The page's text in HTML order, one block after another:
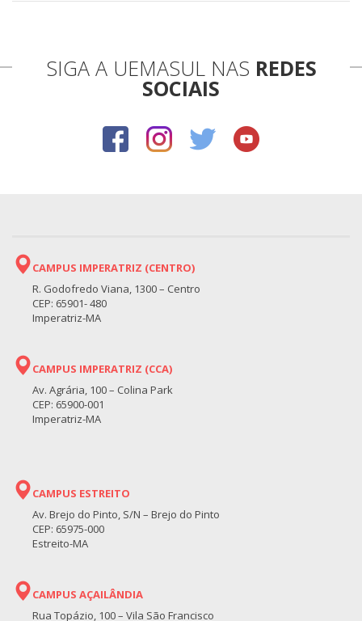
SIGA A UEMASUL NAS REDES
SOCIAIS
CAMPUS IMPERATRIZ (CENTRO)
R. Godofredo Viana, 1300 – Centro
CEP: 65901- 480
Imperatriz-MA
CAMPUS IMPERATRIZ (CCA)
Av. Agrária, 100 – Colina Park
CEP: 65900-001
Imperatriz-MA
CAMPUS ESTREITO
Av. Brejo do Pinto, S/N – Brejo do Pinto
CEP: 65975-000
Estreito-MA
CAMPUS AÇAILÂNDIA
Rua Topázio, 100 – Vila São Francisco